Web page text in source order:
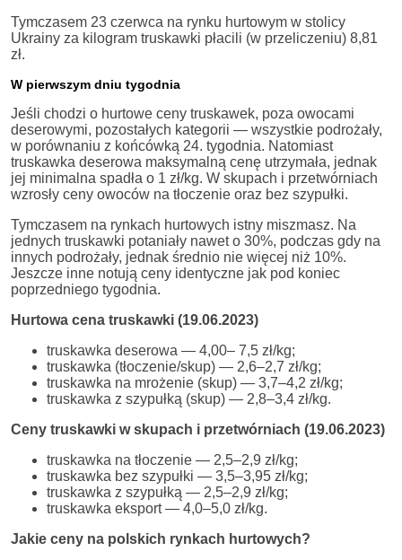
Tymczasem 23 czerwca na rynku hurtowym w stolicy
Ukrainy za kilogram truskawki płacili (w przeliczeniu) 8,81
zł.
W pierwszym dniu tygodnia
Jeśli chodzi o hurtowe ceny truskawek, poza owocami
deserowymi, pozostałych kategorii — wszystkie podrożały,
w porównaniu z końcówką 24. tygodnia. Natomiast
truskawka deserowa maksymalną cenę utrzymała, jednak
jej minimalna spadła o 1 zł/kg. W skupach i przetwórniach
wzrosły ceny owoców na tłoczenie oraz bez szypułki.
Tymczasem na rynkach hurtowych istny miszmasz. Na
jednych truskawki potaniały nawet o 30%, podczas gdy na
innych podrożały, jednak średnio nie więcej niż 10%.
Jeszcze inne notują ceny identyczne jak pod koniec
poprzedniego tygodnia.
Hurtowa cena truskawki (19.06.2023)
truskawka deserowa — 4,00– 7,5 zł/kg;
truskawka (tłoczenie/skup) — 2,6–2,7 zł/kg;
truskawka na mrożenie (skup) — 3,7–4,2 zł/kg;
truskawka z szypułką (skup) — 2,8–3,4 zł/kg.
Ceny truskawki w skupach i przetwórniach (19.06.2023)
truskawka na tłoczenie — 2,5–2,9 zł/kg;
truskawka bez szypułki — 3,5–3,95 zł/kg;
truskawka z szypułką — 2,5–2,9 zł/kg;
truskawka eksport — 4,0–5,0 zł/kg.
Jakie ceny na polskich rynkach hurtowych?